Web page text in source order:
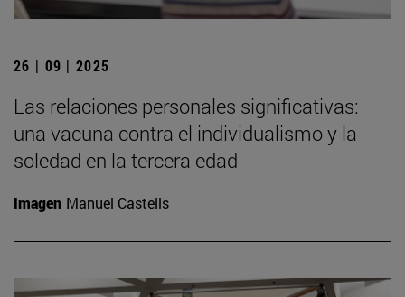
26 | 09 | 2025
Las relaciones personales significativas:
una vacuna contra el individualismo y la
soledad en la tercera edad
Imagen Manuel Castells